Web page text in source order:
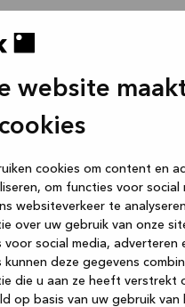
website
cookies om content en
om functies voor social
websiteverkeer te
over uw gebruik van onze
voor social media, adverteren
kunnen deze gegevens
die u aan ze heeft verstrekt
op basis van uw gebruik van